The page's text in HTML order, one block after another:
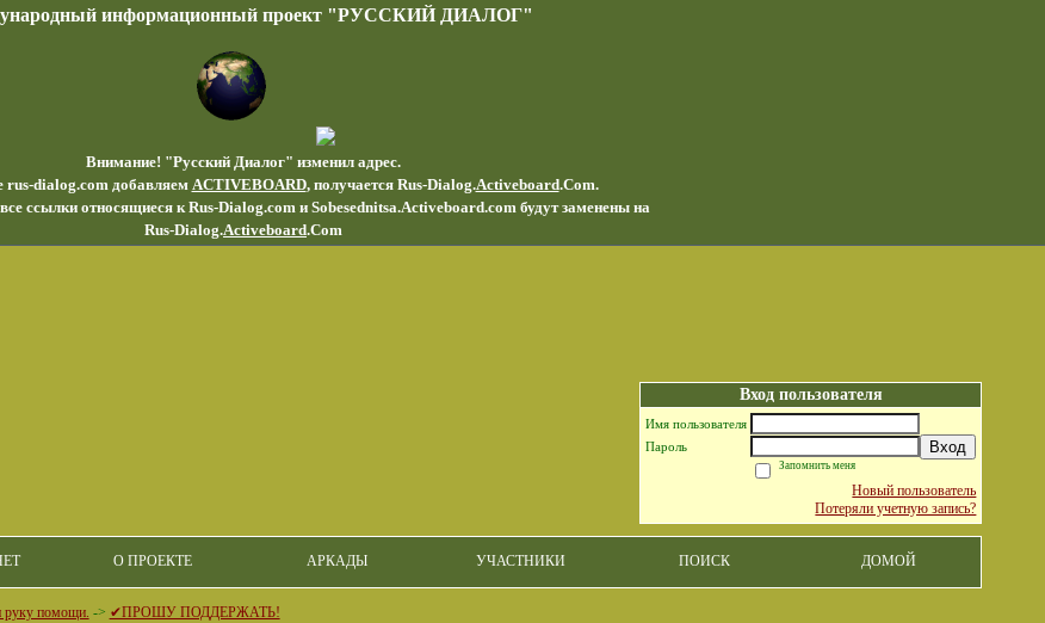
информационный проект "РУССКИЙ ДИАЛОГ"
Внимание! "Русский Диалог" изменил адрес.
rus-dialog.com добавляем ACTIVEBOARD, получается Rus-Dialog.Activeboard.Com.
ссылки относящиеся к Rus-Dialog.com и Sobesednitsa.Activeboard.com будут заменены на
Rus-Dialog.Activeboard.Com
Вход пользователя
Имя пользователя
Пароль
Вход
Запомнить меня
Новый пользователь
Потеряли учетную запись?
О ПРОЕКТЕ АРКАДЫ УЧАСТНИКИ ПОИСК ДОМОЙ
руку помощи. -> ✔ПРОШУ ПОДДЕРЖАТЬ!